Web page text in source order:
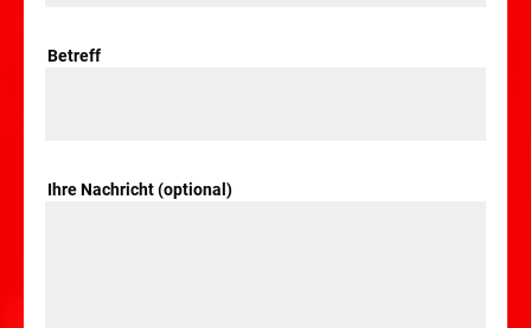
Betreff
Ihre Nachricht (optional)